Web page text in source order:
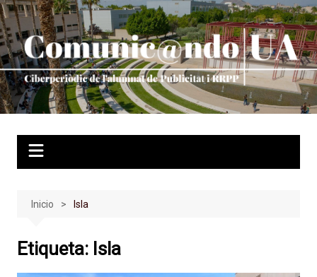
Saltar
al
contenido
Inicio Isla
Etiqueta: Isla